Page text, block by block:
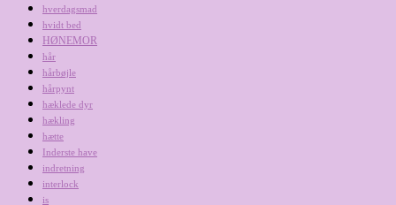
hverdagsmad
hvidt bed
HØNEMOR
hår
hårbøjle
hårpynt
hæklede dyr
hækling
hætte
Inderste have
indretning
interlock
is